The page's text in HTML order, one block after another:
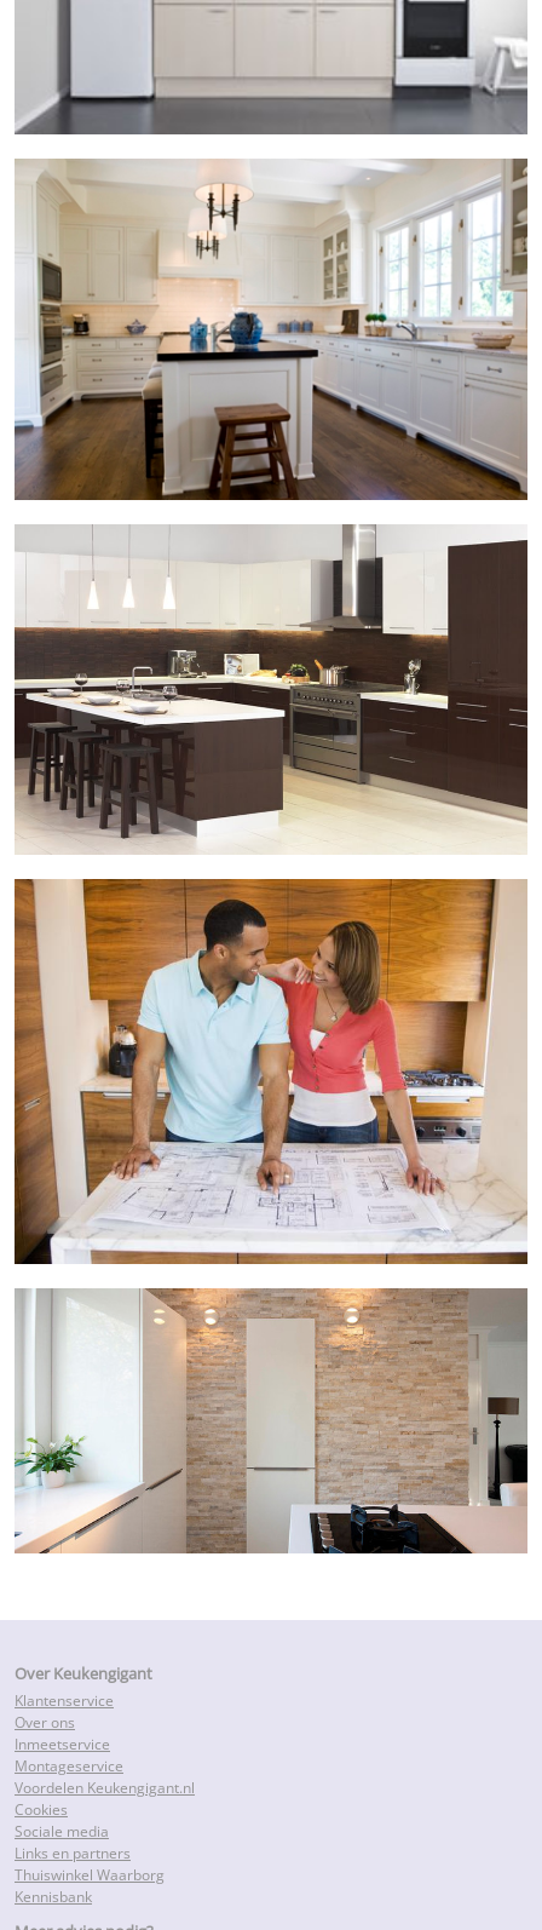
Over Keukengigant
Klantenservice
Over ons
Inmeetservice
Montageservice
Voordelen Keukengigant.nl
Cookies
Sociale media
Links en partners
Thuiswinkel Waarborg
Kennisbank